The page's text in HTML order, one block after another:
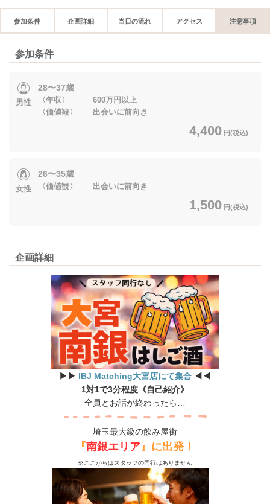
参加条件 企画詳細 当日の流れ アクセス 注意事項
参加条件
男性
28〜37歳
〈年収〉 600万円以上
〈価値観〉 出会いに前向き
4,400 円(税込)
女性
26〜35歳
〈価値観〉 出会いに前向き
1,500 円(税込)
企画詳細
▶▶ IBJ Matching大宮店にて集合 ◀◀
1対1で3分程度《自己紹介》
全員とお話が終わったら…
埼玉最大級の飲み屋街
『南銀エリア 』に出発！
※ここからはスタッフの同行はありません